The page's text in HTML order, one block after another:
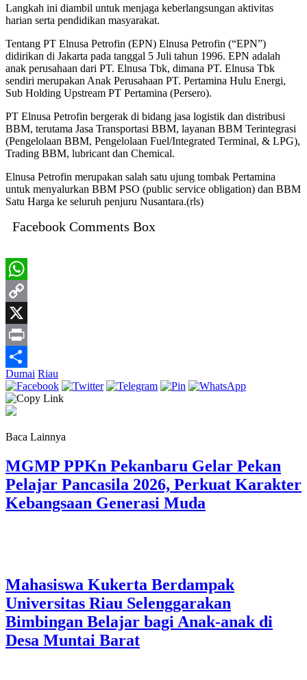
Langkah ini diambil untuk menjaga keberlangsungan aktivitas
harian serta pendidikan masyarakat.
Tentang PT Elnusa Petrofin (EPN) Elnusa Petrofin (“EPN”)
didirikan di Jakarta pada tanggal 5 Juli tahun 1996. EPN adalah
anak perusahaan dari PT. Elnusa Tbk, dimana PT. Elnusa Tbk
sendiri merupakan Anak Perusahaan PT. Pertamina Hulu Energi,
Sub Holding Upstream PT Pertamina (Persero).
PT Elnusa Petrofin bergerak di bidang jasa logistik dan distribusi
BBM, terutama Jasa Transportasi BBM, layanan BBM Terintegrasi
(Pengelolaan BBM, Pengelolaan Fuel/Integrated Terminal, & LPG),
Trading BBM, lubricant dan Chemical.
Elnusa Petrofin merupakan salah satu ujung tombak Pertamina
untuk menyalurkan BBM PSO (public service obligation) dan BBM
Satu Harga ke seluruh penjuru Nusantara.(rls)
Facebook Comments Box
WhatsApp
Copy
Link
X
Print
Share
Dumai Riau
Baca Lainnya
MGMP PPKn Pekanbaru Gelar Pekan
Pelajar Pancasila 2026, Perkuat Karakter
Kebangsaan Generasi Muda
Mahasiswa Kukerta Berdampak
Universitas Riau Selenggarakan
Bimbingan Belajar bagi Anak-anak di
Desa Muntai Barat